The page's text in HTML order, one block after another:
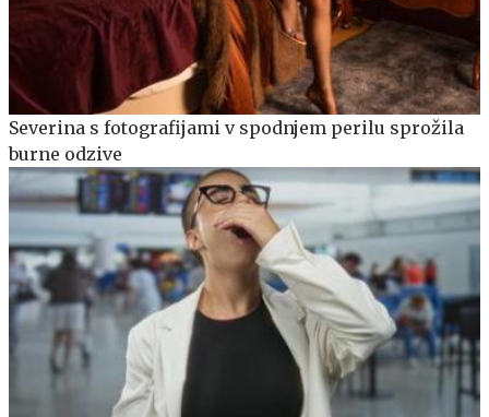
Severina s fotografijami v spodnjem perilu sprožila
burne odzive